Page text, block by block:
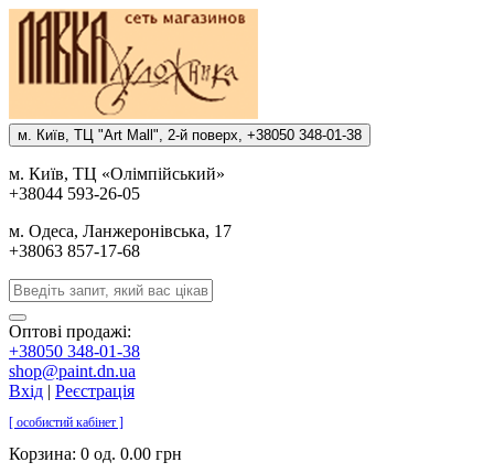
м. Киïв, ТЦ "Art Mall", 2-й поверх, +38050 348-01-38
м. Киïв, ТЦ «Олiмпiйський»
+38044 593-26-05
м. Одеса, Ланжеронiвська, 17
+38063 857-17-68
Оптові продажі:
+38050 348-01-38
shop@paint.dn.ua
Вхід | Реєстрація
[ особистий кабінет ]
Корзина: 0 од. 0.00 грн